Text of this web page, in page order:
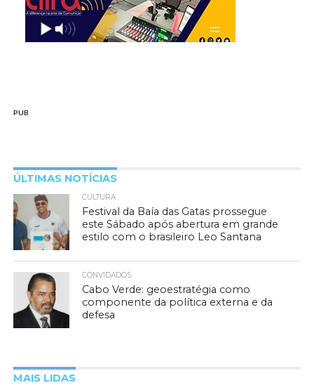
PUB
ÚLTIMAS NOTÍCIAS
CULTURA
Festival da Baía das Gatas prossegue
este Sábado após abertura em grande
estilo com o brasileiro Leo Santana
CONVIDADOS
Cabo Verde: geoestratégia como
componente da política externa e da
defesa
MAIS LIDAS